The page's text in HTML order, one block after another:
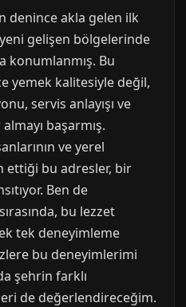
denince akla gelen ilk
gelişen bölgelerinde
konumlanmış. Bu
yemek kalitesiyle değil,
servis anlayışı ve
başarmış.
ve yerel
ettiği bu adresler, bir
Ben de
bu lezzet
tek deneyimleme
bu deneyimlerimi
şehrin farklı
de değerlendireceğim.